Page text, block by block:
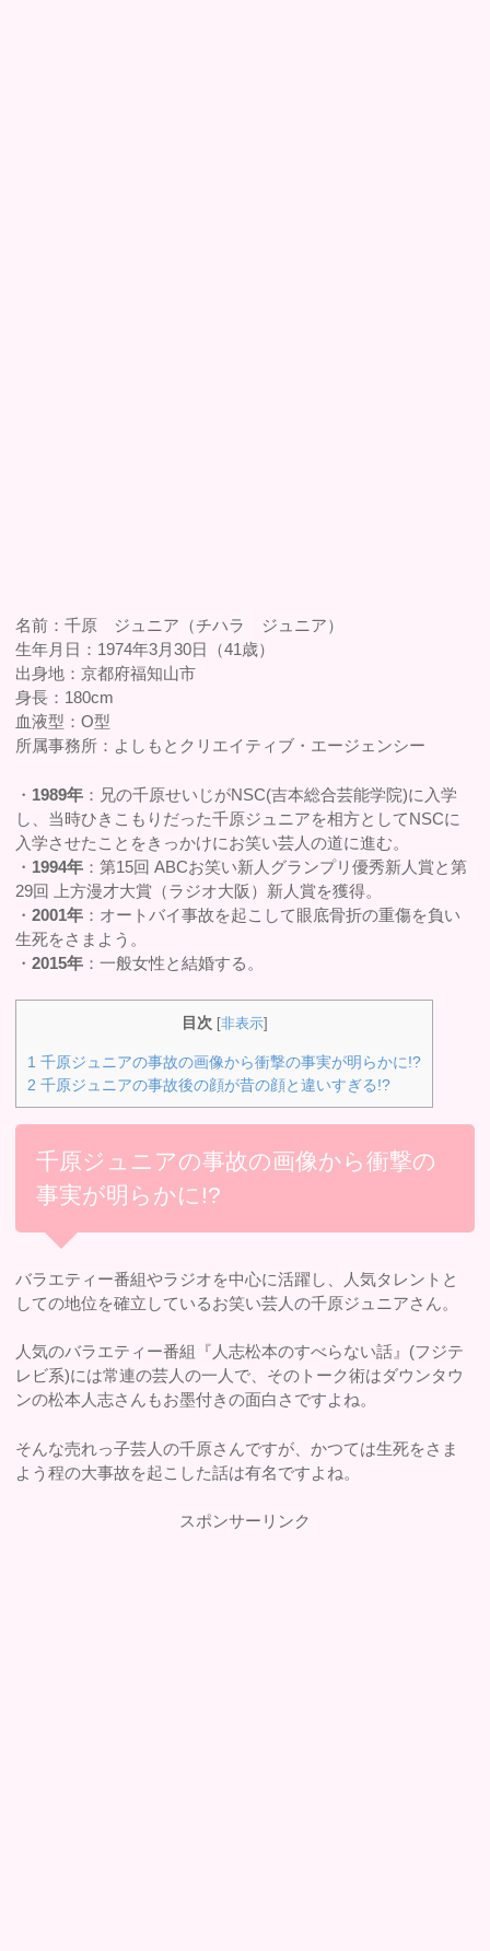
名前：千原 ジュニア（チハラ ジュニア）
生年月日：1974年3月30日（41歳）
出身地：京都府福知山市
身長：180cm
血液型：O型
所属事務所：よしもとクリエイティブ・エージェンシー
・ 1989年 ：兄の千原せいじがNSC(吉本総合芸能学院)に入学
し、当時ひきこもりだった千原ジュニアを相方としてNSCに
入学させたことをきっかけにお笑い芸人の道に進む。
・ 1994年 ：第15回 ABCお笑い新人グランプリ優秀新人賞と第
29回 上方漫才大賞（ラジオ大阪）新人賞を獲得。
・2001年 ：オートバイ事故を起こして眼底骨折の重傷を負い
生死をさまよう。
・2015年 ：一般女性と結婚する。
目次 [非表示]
1 千原ジュニアの事故の画像から衝撃の事実が明らかに!?
2 千原ジュニアの事故後の顔が昔の顔と違いすぎる!?
千原ジュニアの事故の画像から衝撃の
事実が明らかに!?
バラエティー番組やラジオを中心に活躍し、人気タレントと
しての地位を確立しているお笑い芸人の千原ジュニアさん。
人気のバラエティー番組『人志松本のすべらない話』(フジテ
レビ系)には常連の芸人の一人で、そのトーク術はダウンタウ
ンの松本人志さんもお墨付きの面白さですよね。
そんな売れっ子芸人の千原さんですが、かつては生死をさま
よう程の大事故を起こした話は有名ですよね。
スポンサーリンク